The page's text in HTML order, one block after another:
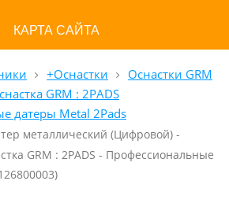
КАРТА САЙТА
+Оснастки
Оснастки GRM
GRM : 2PADS
датеры Metal 2Pads
металлический (Цифровой) -
GRM : 2PADS - Профессиональные